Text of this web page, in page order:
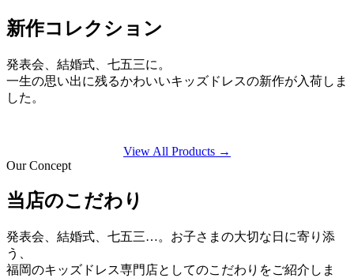
新作コレクション
発表会、結婚式、七五三に。
一生の思い出に残るかわいいキッズドレスの新作が入荷しま
した。
View All Products →
Our Concept
当店のこだわり
発表会、結婚式、七五三…。お子さまの大切な日に寄り添
う、
福岡のキッズドレス専門店としてのこだわりをご紹介しま